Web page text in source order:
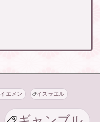
イエメン イスラエル